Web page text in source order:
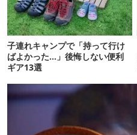
子連れキャンプで「持って行け
ばよかった…」後悔しない便利
ギア13選